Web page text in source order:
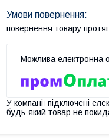
повернення товару
У компанії підключені
будь-який товар не